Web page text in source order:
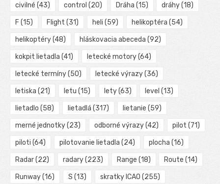
civilné (43) control (20) Dráha (15) dráhy(18)
F (15) Flight (31) heli (59) helikoptéra (54)
helikoptéry(48) hláskovacia abeceda (92)
kokpit lietadla (41) letecké motory(64)
letecké termíny(50) letecké výrazy(36)
letiska (21) letu (15) lety(63) level (13)
lietadlo (58) lietadlá (317) lietanie (59)
merné jednotky(23) odborné výrazy(42) pilot (71)
piloti (64) pilotovanie lietadla (24) plocha (16)
Radar(22) radary(223) Range (18) Route (14)
Runway(16) S (13) skratky ICAO (255)